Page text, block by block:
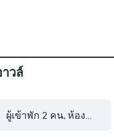
วล์
ผู้เข้าพัก 2 คน, ห้องพัก 1